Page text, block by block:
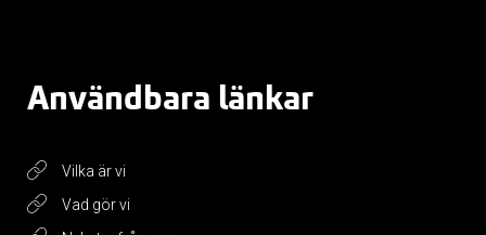
Användbara länkar
Vilka är vi
Vad gör vi